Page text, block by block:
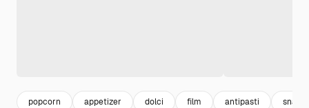
popcorn appetizer dolci film antipasti snack